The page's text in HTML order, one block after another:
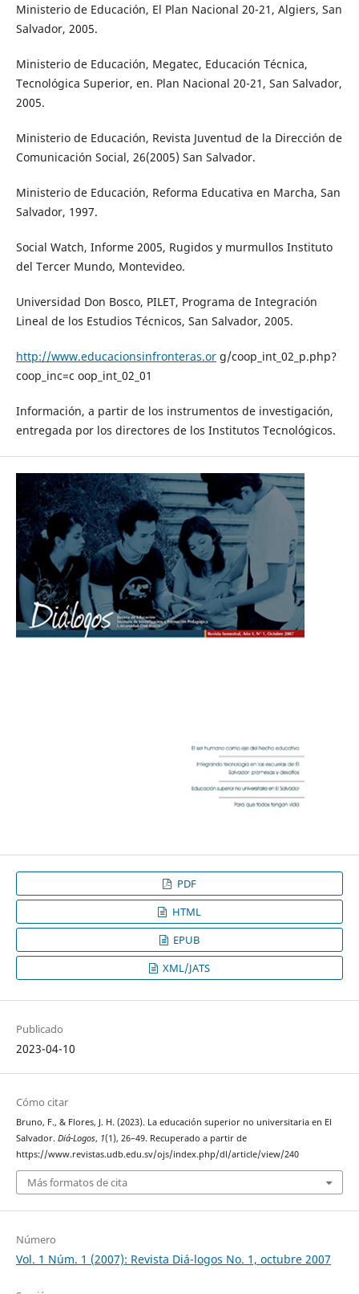
Ministerio de Educación, El Plan Nacional 20-21, Algiers, San
Salvador, 2005.
Ministerio de Educación, Megatec, Educación Técnica,
Tecnológica Superior, en. Plan Nacional 20-21, San Salvador,
2005.
Ministerio de Educación, Revista Juventud de la Dirección de
Comunicación Social, 26(2005) San Salvador.
Ministerio de Educación, Reforma Educativa en Marcha, San
Salvador, 1997.
Social Watch, Informe 2005, Rugidos y murmullos Instituto
del Tercer Mundo, Montevideo.
Universidad Don Bosco, PILET, Programa de Integración
Lineal de los Estudios Técnicos, San Salvador, 2005.
http://www.educacionsinfronteras.org/coop_int_02_p.php?
coop_inc=c oop_int_02_01
Información, a partir de los instrumentos de investigación,
entregada por los directores de los Institutos Tecnológicos.
PDF
HTML
EPUB
XML/JATS
Publicado
2023-04-10
Cómo citar
Bruno, F., & Flores, J. H. (2023). La educación superior no universitaria en El
Salvador. Diá-Logos, 1(1), 26–49. Recuperado a partir de
https://www.revistas.udb.edu.sv/ojs/index.php/dl/article/view/240
Más formatos de cita
Número
Vol. 1 Núm. 1 (2007): Revista Diá-logos No. 1, octubre 2007